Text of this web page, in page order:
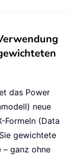
das Power
neue
Formeln (Data
gewichtete
ganz ohne